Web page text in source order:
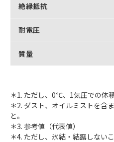
絶縁抵抗
耐電圧
質量
＊1. ただし、0℃、1気圧での体
＊2. ダスト、オイルミストを含
と。
＊3. 参考値（代表値）
＊4. ただし、氷結・結露しないこ